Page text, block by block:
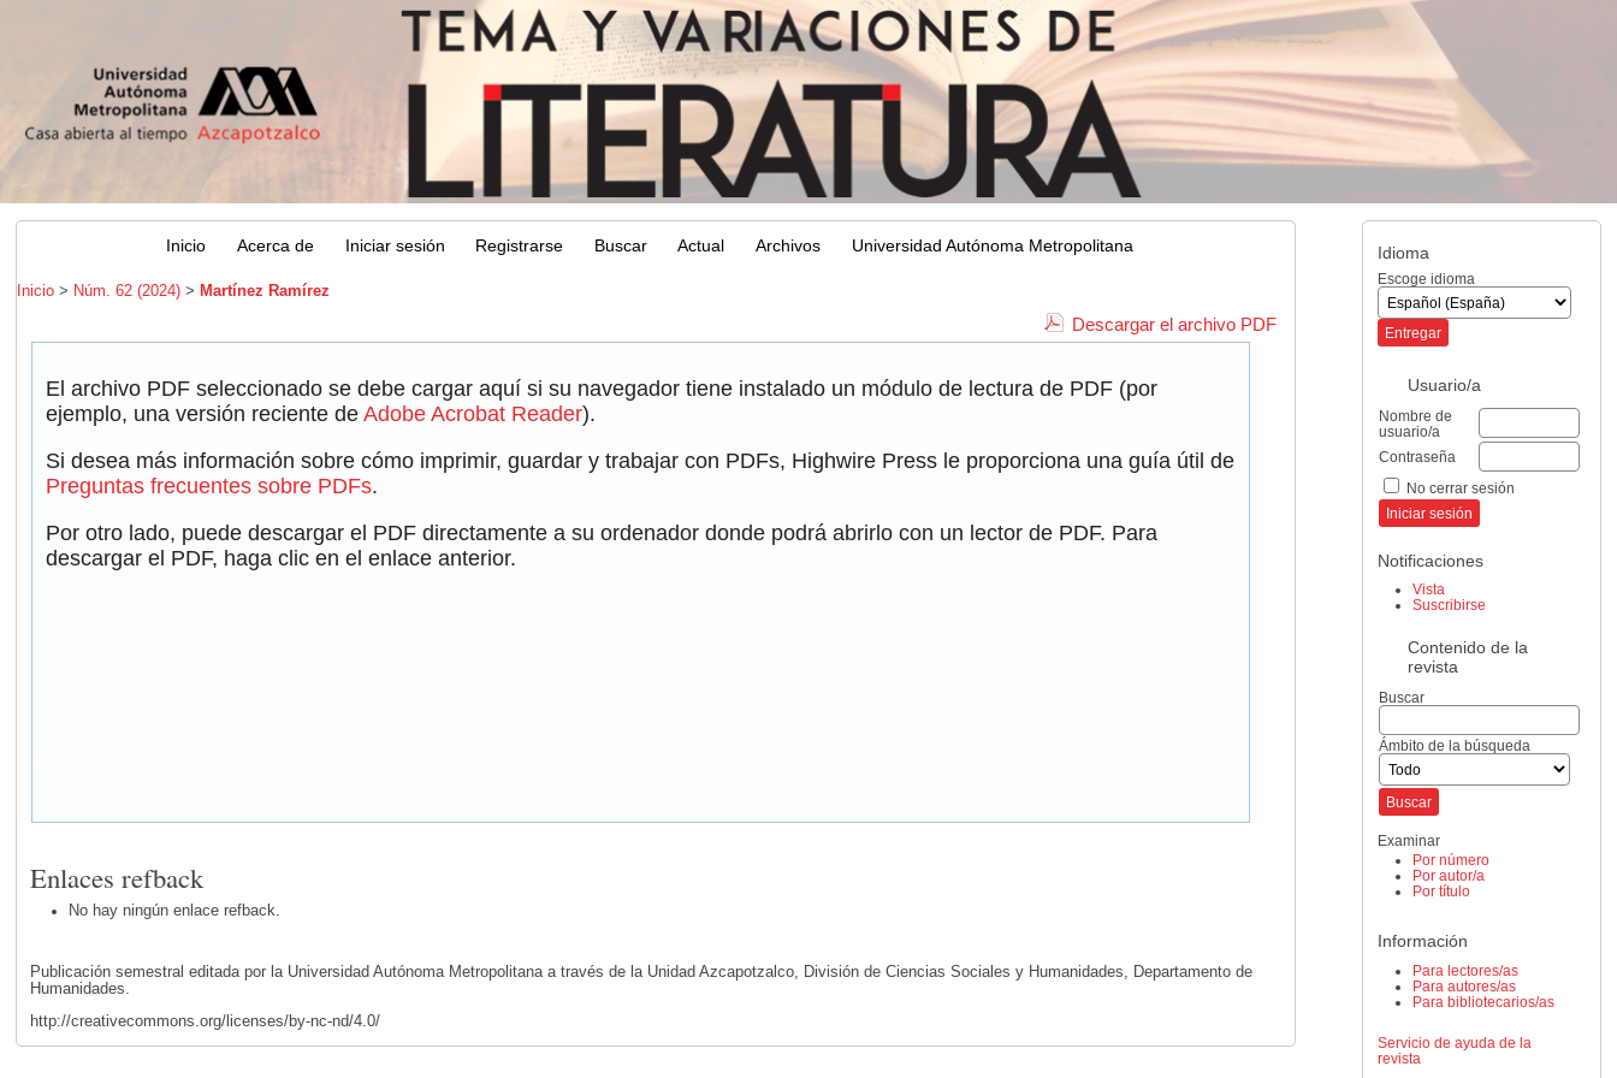
Idioma
Escoge idioma
Usuario/a
Nombre de
usuario/a
Contraseña
No cerrar sesión
Notificaciones
Vista
Suscribirse
Contenido de la
revista
Buscar
Ámbito de la búsqueda
Examinar
Por número
Por autor/a
Por título
Información
Para lectores/as
Para autores/as
Para bibliotecarios/as
Servicio de ayuda de la
revista
Inicio Acerca de Iniciar sesión Registrarse Buscar Actual Archivos Universidad Autónoma Metropolitana
Inicio > Núm. 62 (2024) > Martínez Ramírez
Descargar el archivo PDF
El archivo PDF seleccionado se debe cargar aquí si su navegador tiene instalado un módulo de lectura de PDF (por
ejemplo, una versión reciente deAdobe Acrobat Reader).
Si desea más información sobre cómo imprimir, guardar y trabajar con PDFs, Highwire Press le proporciona una guía útil de
Preguntas frecuentes sobre PDFs.
Por otro lado, puede descargar el PDF directamente a su ordenador donde podrá abrirlo con un lector de PDF. Para
descargar el PDF, haga clic en el enlace anterior.
Enlaces refback
No hay ningún enlace refback.
Publicación semestral editada por la Universidad Autónoma Metropolitana a través de la Unidad Azcapotzalco, División de Ciencias Sociales y Humanidades, Departamento de
Humanidades.
http://creativecommons.org/licenses/by-nc-nd/4.0/